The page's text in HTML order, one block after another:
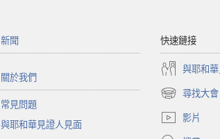
新聞
關於我們
常見問題
與耶和華見證人見面
快速鏈接
與耶和
尋找大會
（開
啟
新
影片